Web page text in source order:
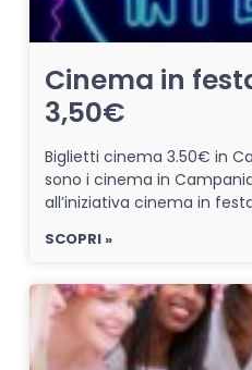
Cinema in
3,50€
Biglietti cinema 3.50€ in
sono i cinema in
all’iniziativa cinema in
SCOPRI »